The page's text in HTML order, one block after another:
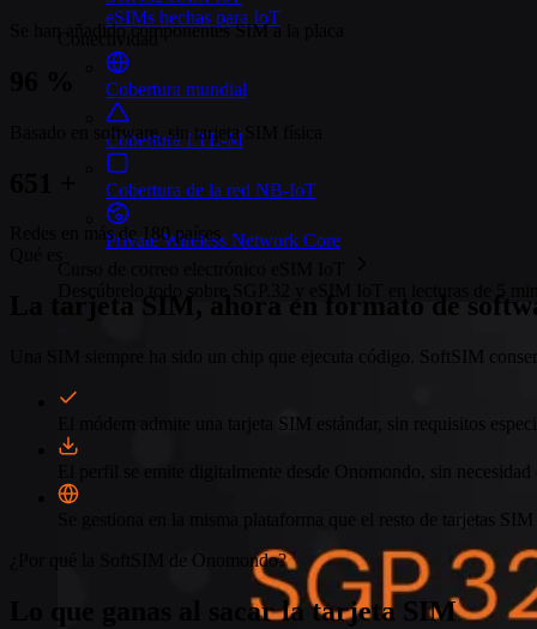
eSIMs hechas para IoT
Cobertura mundial
Cobertura LTE-M
Cobertura de la red NB-IoT
Private Wireless Network Core
Se han añadido componentes SIM a la placa
Basado en software, sin tarjeta SIM física
Redes en más de 180 países
La tarjeta SIM, ahora en formato de
Una SIM siempre ha sido un chip que ejecuta código. SoftSIM
El módem admite una tarjeta SIM estándar, sin requisitos
El perfil se emite digitalmente desde Onomondo, sin necesidad
Se gestiona en la misma plataforma que el resto de tarjetas
¿Por qué la SoftSIM de Onomondo?
Lo que ganas al sacar la tarjeta SIM